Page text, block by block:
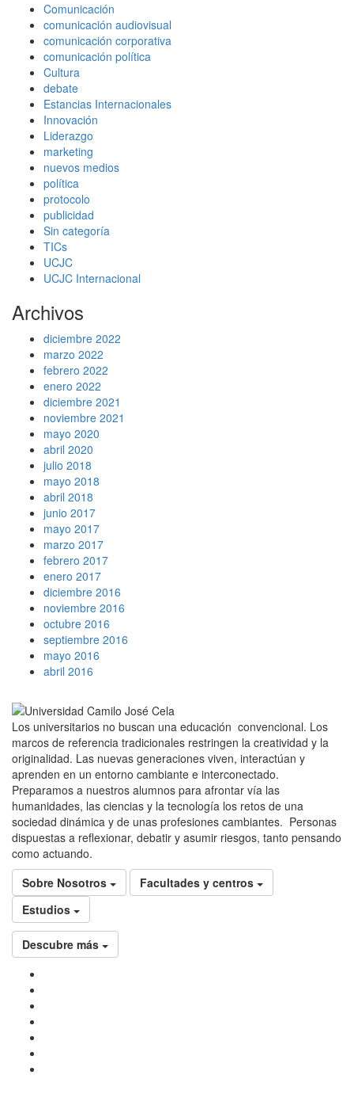
Comunicación
comunicación audiovisual
comunicación corporativa
comunicación política
Cultura
debate
Estancias Internacionales
Innovación
Liderazgo
marketing
nuevos medios
política
protocolo
publicidad
Sin categoría
TICs
UCJC
UCJC Internacional
Archivos
diciembre 2022
marzo 2022
febrero 2022
enero 2022
diciembre 2021
noviembre 2021
mayo 2020
abril 2020
julio 2018
mayo 2018
abril 2018
junio 2017
mayo 2017
marzo 2017
febrero 2017
enero 2017
diciembre 2016
noviembre 2016
octubre 2016
septiembre 2016
mayo 2016
abril 2016
Los universitarios no buscan una educación convencional. Los
marcos de referencia tradicionales restringen la creatividad y la
originalidad. Las nuevas generaciones viven, interactúan y
aprenden en un entorno cambiante e interconectado.
Preparamos a nuestros alumnos para afrontar vía las
humanidades, las ciencias y la tecnología los retos de una
sociedad dinámica y de unas profesiones cambiantes. Personas
dispuestas a reflexionar, debatir y asumir riesgos, tanto pensando
como actuando.
Sobre Nosotros
Facultades y centros
Estudios
Descubre más